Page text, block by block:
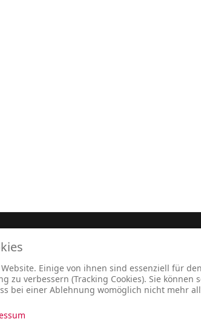
Einige von ihnen sind essenziell für
zu verbessern (Tracking Cookies). Sie können
bei einer Ablehnung womöglich nicht mehr